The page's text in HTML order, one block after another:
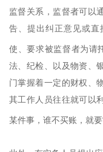
监督关系，监督者可以
告、提出纠正意见或
使、要求被监督者为请
法、纪检、以及物资、
门掌握着一定的财权、
其工作人员往往就可以
某件事，谁不买账，就要